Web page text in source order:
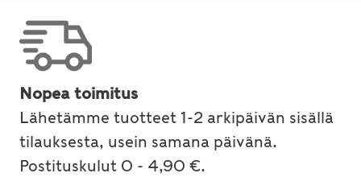
Nopea toimitus
Lähetämme tuotteet 1-2 arkipäivän sisällä
tilauksesta, usein samana päivänä.
Postituskulut 0 - 4,90 €.